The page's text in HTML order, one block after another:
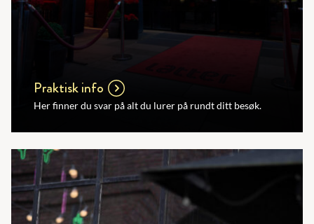
Praktisk info
Her finner du svar på alt du lurer på rundt ditt besøk.